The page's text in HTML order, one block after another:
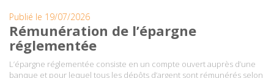
Publié le 19/07/2026
Rémunération de l’épargne
réglementée
L’épargne réglementée consiste en un compte ouvert auprès d’une
banque et pour lequel tous les dépôts d’argent sont rémunérés selon